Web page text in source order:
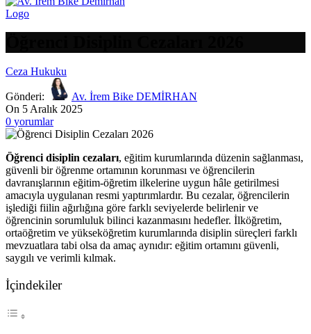
Ceza Hukuku
Gönderi:
Av. İrem Bike DEMİRHAN
On 5 Aralık 2025
0 yorumlar
Öğrenci disiplin cezaları, eğitim kurumlarında düzenin sağlanması,
güvenli bir öğrenme ortamının korunması ve öğrencilerin
davranışlarının eğitim-öğretim ilkelerine uygun hâle getirilmesi
amacıyla uygulanan resmi yaptırımlardır. Bu cezalar, öğrencilerin
işlediği fiilin ağırlığına göre farklı seviyelerde belirlenir ve
öğrencinin sorumluluk bilinci kazanmasını hedefler. İlköğretim,
ortaöğretim ve yükseköğretim kurumlarında disiplin süreçleri farklı
mevzuatlara tabi olsa da amaç aynıdır: eğitim ortamını güvenli,
saygılı ve verimli kılmak.
İçindekiler